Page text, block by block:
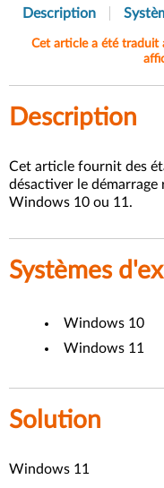
Description
Cet article a été traduit
Description
Cet article fournit des
désactiver le démarrage
Windows 10 ou 11.
Systèmes
Windows 10
Windows 11
Solution
Windows 11